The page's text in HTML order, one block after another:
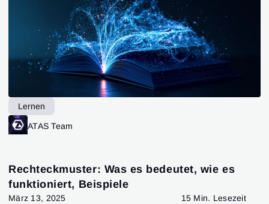
Lernen
ATAS Team
Rechteckmuster: Was es bedeutet, wie es
funktioniert, Beispiele
März 13, 2025 15 Min. Lesezeit